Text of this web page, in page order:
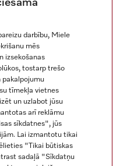
darbību, Miele
mēs
izsekošanas
tostarp trešo
pakalpojumu
tīmekļa vietnes
un uzlabot jūsu
arī reklāmu
sīkdatnes", jūs
Lai izmantotu tikai
"Tikai būtiskas
sadaļā "Sīkdatņu